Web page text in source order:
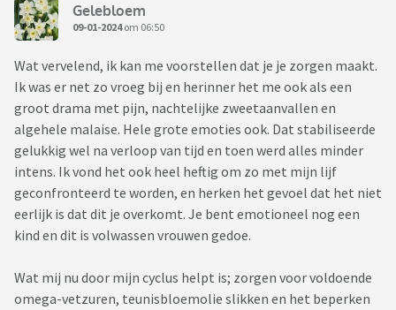
Gelebloem
09-01-2024om 06:50
Wat vervelend, ik kan me voorstellen dat je je zorgen maakt.
Ik was er net zo vroeg bij en herinner het me ook als een
groot drama met pijn, nachtelijke zweetaanvallen en
algehele malaise. Hele grote emoties ook. Dat stabiliseerde
gelukkig wel na verloop van tijd en toen werd alles minder
intens. Ik vond het ook heel heftig om zo met mijn lijf
geconfronteerd te worden, en herken het gevoel dat het niet
eerlijk is dat dit je overkomt. Je bent emotioneel nog een
kind en dit is volwassen vrouwen gedoe.
Wat mij nu door mijn cyclus helpt is; zorgen voor voldoende
omega-vetzuren, teunisbloemolie slikken en het beperken